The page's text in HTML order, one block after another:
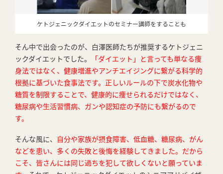
ケトジェニックダイエットのセミナー講師をすることも
そん中で出会ったのが、白澤医師たちが推奨するケトジェニ
ックダイエットでした。
「ダイエット」と言っても単なる痩
身法ではなく、健康増進やアンチエイジングに繋がる科学的
根拠に基づいた食事法です。正しいルールの下で炭水化物や
糖質を制限することで、健康的に痩せられるだけではなく、
糖尿病や生活習慣病、ガンや認知症の予防にも繋がるので
す。
そんな風に、 自分や家族が摂食障害、低血糖、糖尿病、がん
などを患い、多くの失敗と後悔を経験してきました。だから
こそ、皆さんには同じ過ちを犯して欲しくないと願っていま